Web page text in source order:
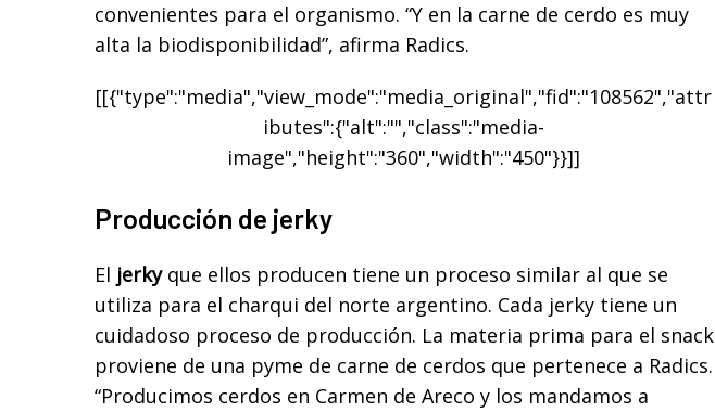
convenientes para el organismo. “Y en la carne de cerdo es muy
alta la biodisponibilidad”, afirma Radics.
[[{"type":"media","view_mode":"media_original","fid":"108562","attr
ibutes":{"alt":"","class":"media-
image","height":"360","width":"450"}}]]
Producción de jerky
El jerkyque ellos producen tiene un proceso similar al que se
utiliza para el charqui del norte argentino. Cada jerky tiene un
cuidadoso proceso de producción. La materia prima para el snack
proviene de una pyme de carne de cerdos que pertenece a Radics.
“Producimos cerdos en Carmen de Areco y los mandamos a